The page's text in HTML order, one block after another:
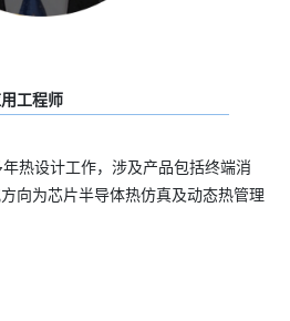
工程师
热设计工作，涉及产品包括终端消
向为芯片半导体热仿真及动态热管理